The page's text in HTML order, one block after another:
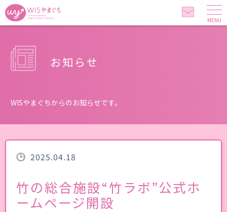
お知らせ
WISやまぐちからのお知らせです。
2025.04.18
竹の総合施設“竹ラボ”公式ホ
ームページ開設
MENU